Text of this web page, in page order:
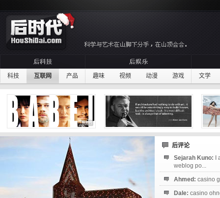
科技 互联网 产品 趣味 视频 动漫 游戏 文学
后评论
Sejarah Kuno:
weblog po...
Ahmed: casino
Dale: casino